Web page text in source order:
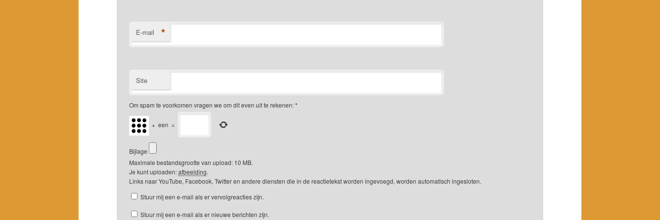
E-mail *
Site
Om spam te voorkomen vragen we om dit even uit te rekenen:*
+ een =
Bijlage
Maximale bestandsgrootte van upload: 10 MB.
Je kunt uploaden:afbeelding.
Links naar YouTube, Facebook, Twitter en andere diensten die in de reactietekst worden ingevoegd, worden automatisch ingesloten.
Stuur mij een e-mail als er vervolgreacties zijn.
Stuur mij een e-mail als er nieuwe berichten zijn.